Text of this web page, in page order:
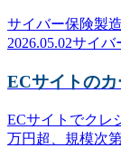
サイバー保険製
2026.05.02サイバ
ECサイトの
ECサイトでクレ
万円超、規模次